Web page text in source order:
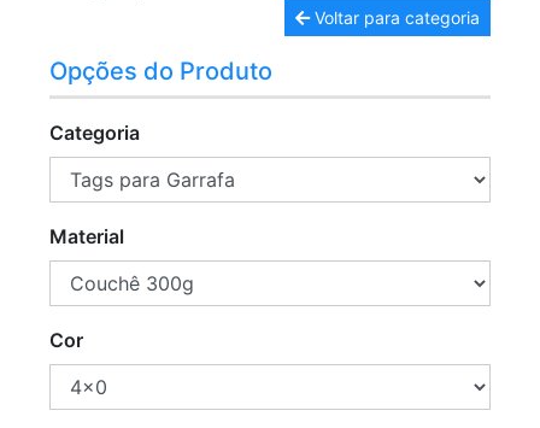
Voltar para categoria
Opções do Produto
Categoria
Material
Cor